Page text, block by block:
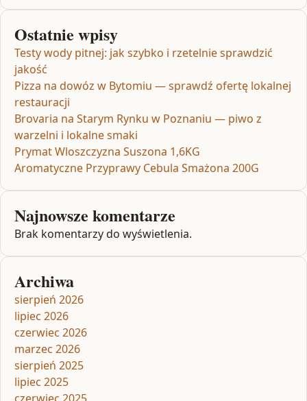
Ostatnie wpisy
Testy wody pitnej: jak szybko i rzetelnie sprawdzić
jakość
Pizza na dowóz w Bytomiu — sprawdź ofertę lokalnej
restauracji
Brovaria na Starym Rynku w Poznaniu — piwo z
warzelni i lokalne smaki
Prymat Wloszczyzna Suszona 1,6KG
Aromatyczne Przyprawy Cebula Smażona 200G
Najnowsze komentarze
Brak komentarzy do wyświetlenia.
Archiwa
sierpień 2026
lipiec 2026
czerwiec 2026
marzec 2026
sierpień 2025
lipiec 2025